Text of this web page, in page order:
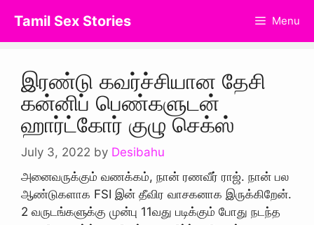
content
Tamil Sex Stories Menu
இரண்டு கவர்ச்சியான தேசி
கன்னிப் பெண்களுடன்
ஹார்ட்கோர் குழு செக்ஸ்
July 3, 2022 by Desibahu
அனைவருக்கும் வணக்கம், நான் ரணவீர் ராஜ். நான் பல
ஆண்டுகளாக FSI இன் தீவிர வாசகனாக இருக்கிறேன்.
2 வருடங்களுக்கு முன்பு 11வது படிக்கும் போது நடந்த